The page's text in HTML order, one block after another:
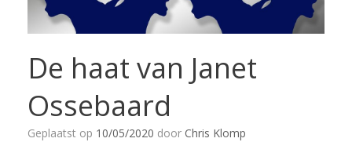
De haat van Janet
Ossebaard
Geplaatst op 10/05/2020 door Chris Klomp